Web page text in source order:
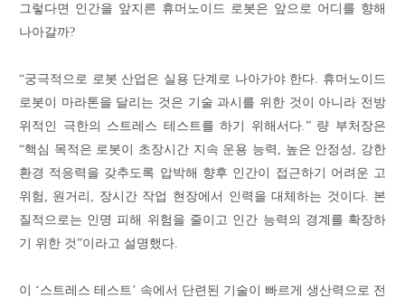
그렇다면 인간을 앞지른 휴머노이드 로봇은 앞으로 어디를 향해
나아갈까?
“궁극적으로 로봇 산업은 실용 단계로 나아가야 한다. 휴머노이드
로봇이 마라톤을 달리는 것은 기술 과시를 위한 것이 아니라 전방
위적인 극한의 스트레스 테스트를 하기 위해서다.” 량 부처장은
“핵심 목적은 로봇이 초장시간 지속 운용 능력, 높은 안정성, 강한
환경 적응력을 갖추도록 압박해 향후 인간이 접근하기 어려운 고
위험, 원거리, 장시간 작업 현장에서 인력을 대체하는 것이다. 본
질적으로는 인명 피해 위험을 줄이고 인간 능력의 경계를 확장하
기 위한 것”이라고 설명했다.
이 ‘스트레스 테스트’ 속에서 단련된 기술이 빠르게 생산력으로 전